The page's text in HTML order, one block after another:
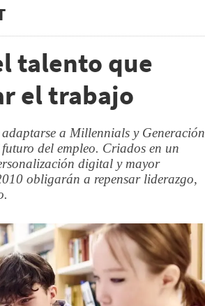
talento que
el trabajo
a Millennials y Generación
del empleo. Criados en un
digital y mayor
obligarán a repensar liderazgo,